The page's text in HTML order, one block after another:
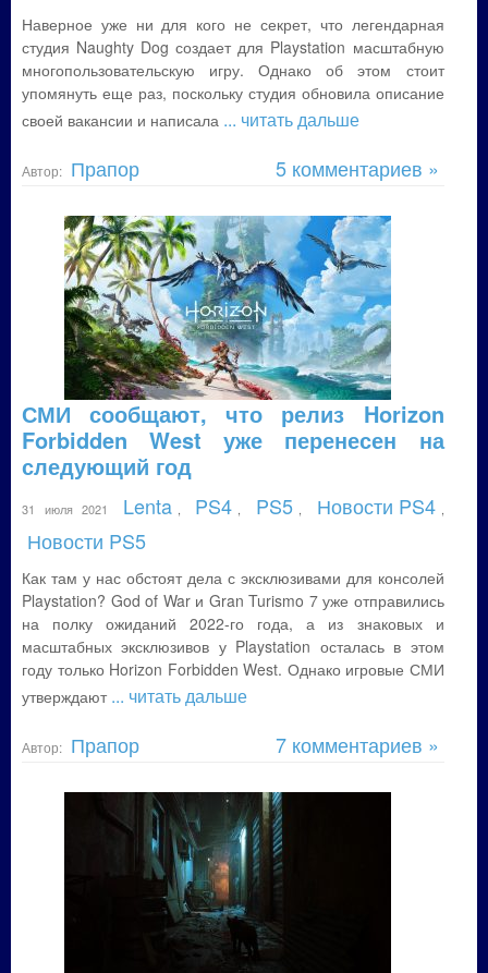
Наверное уже ни для кого не секрет, что легендарная
студия Naughty Dog создает для Playstation масштабную
многопользовательскую игру. Однако об этом стоит
упомянуть еще раз, поскольку студия обновила описание
своей вакансии и написала ... читать дальше
Автор: Прапор 5 комментариев »
СМИ сообщают, что релиз Horizon
Forbidden West уже перенесен на
следующий год
31 июля 2021 Lenta PS4 PS5 Новости PS4
Новости PS5
Как там у нас обстоят дела с эксклюзивами для консолей
Playstation? God of War и Gran Turismo 7 уже отправились
на полку ожиданий 2022-го года, а из знаковых и
масштабных эксклюзивов у Playstation осталась в этом
году только Horizon Forbidden West. Однако игровые СМИ
утверждают ... читать дальше
Автор: Прапор 7 комментариев »